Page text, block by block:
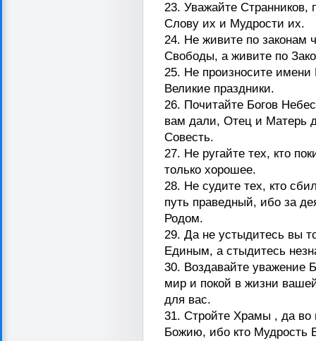
23. Уважайте Странников,
Слову их и Мудрости их.
24. Не живите по законам
Свободы, а живите по
25. Не произносите имени
Великие праздники.
26. Почитайте Богов
вам дали, Отец и Матерь
Совесть.
27. Не ругайте тех, кто
только хорошее.
28. Не судите тех, кто
путь праведный, ибо за
Родом.
29. Да не устыдитесь вы
Единым, а стыдитесь
30. Воздавайте уважение
мир и покой в жизни
для вас.
31. Стройте Храмы , да во
Божию, ибо кто Мудрость